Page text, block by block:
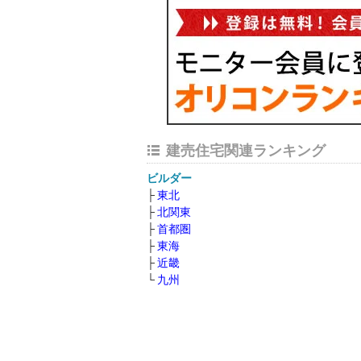
建売住宅関連ランキング
ビルダー
東北
北関東
首都圏
東海
近畿
九州